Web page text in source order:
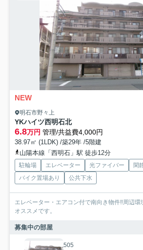
NEW
明石市野々上
YKハイツ西明石北
6.8万円 管理/共益費4,000円
38.97㎡ (1LDK) /築29年 /5階建
山陽本線「西明石」駅 徒歩12分
駐輪場 エレベーター 光ファイバー
閑
バイク置場あり
公共下水
エレベーター・エアコン付で南向き物件‼周辺環
オススメです。
募集中の部屋
505